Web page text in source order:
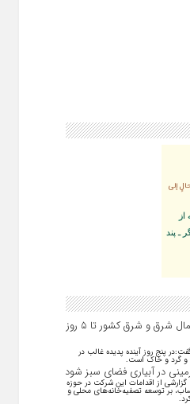
إلى
ـ پند
وزش باد شدید در نواحی شمال شرق و شرق کشور تا ۵ روز
پنج روز آینده پدیده غالب در
و گرد و خاک است.
در آبیاری فضای سبز شود
گزارشی از اقدامات این شرکت در حوزه
بر توسعه تصفیه‌خانه‌های محلی و